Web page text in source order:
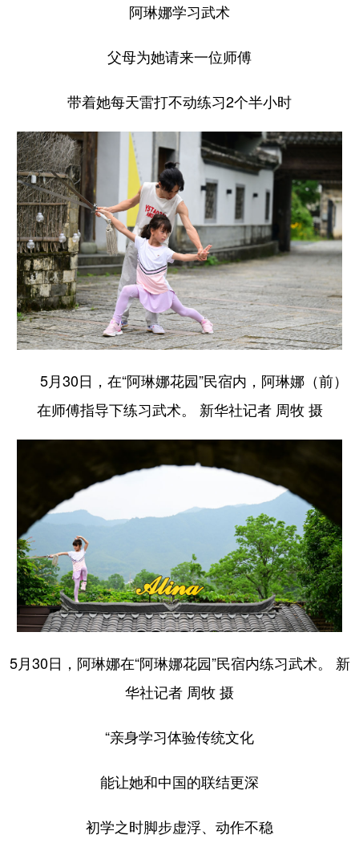
阿琳娜学习武术
父母为她请来一位师傅
带着她每天雷打不动练习2个半小时
5月30日，在“阿琳娜花园”民宿内，阿琳娜（前）
在师傅指导下练习武术。 新华社记者 周牧 摄
5月30日，阿琳娜在“阿琳娜花园”民宿内练习武术。 新
华社记者 周牧 摄
“亲身学习体验传统文化
能让她和中国的联结更深
初学之时脚步虚浮、动作不稳